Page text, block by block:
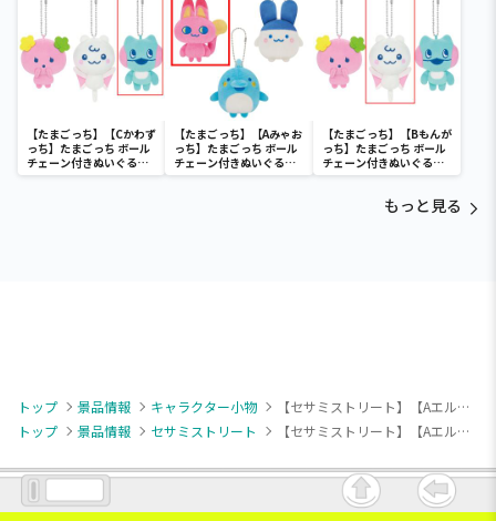
【たまごっち】【Cかわず
っち】たまごっち ボール
チェーン付きぬいぐるみ
～Tamagotchi
【たまごっち】【Aみゃお
っち】たまごっち ボール
チェーン付きぬいぐるみ
～Tamagotchi
【たまごっち】【Bもんが
っち】たまごっち ボール
チェーン付きぬいぐるみ
～Tamagotchi
もっと見る
トップ 景品情報 キャラクター小物
【セサミストリート】【Aエルモ】セサミストリート ふんわりマスコット
トップ
景品情報 セサミストリート 【セサミストリート】【Aエルモ】セサミストリート ふんわりマスコット